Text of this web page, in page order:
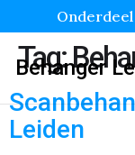
Behanger
Tag:
Leiden